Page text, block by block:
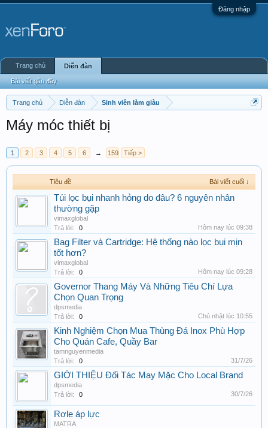
Đăng nhập
Trang chủ Diễn đàn Sinh viên làm giàu
Máy móc thiết bị
1 2 3 4 5 6 → 159 Tiếp >
Tiêu đề Bài viết cuối ↓
Túi lọc bụi nhanh hỏng do đâu? 6 nguyên nhân
thường gặp
vimaxglobal
Trả lời:
0 Hôm nay lúc 09:38
Bag Filter và Cartridge: Hệ thống nào lọc bụi mịn
tốt hơn?
vimaxglobal
Trả lời:
0 Hôm nay lúc 09:28
Governor Thang Máy Và Những Tiêu Chí Lựa
Chọn Quan Trọng
dpsmedia
Trả lời:
0 Chủ nhật lúc 10:55
Kinh Nghiệm Chọn Mua Thùng Đá Inox Phù Hợp
Cho Quán Cafe, Quầy Bar
tamnguyenmedia
Trả lời:
0 31/7/26
GIỚI THIỆU Đối Tác May Mặc Cho Local Brand
dpsmedia
Trả lời:
0 30/7/26
Rơle áp lực
MATRA
Trang chủ Diễn đàn
Bài viết gần đây